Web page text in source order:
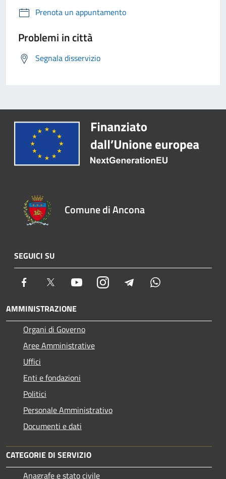
Prenota un appuntamento
Problemi in città
Segnala disservizio
Comune di Ancona
SEGUICI SU
Facebook Twitter YoutubeInstagram Telegram
AMMINISTRAZIONE
Organi di Governo
Aree Amministrative
Uffici
Enti e fondazioni
Politici
Personale Amministrativo
Documenti e dati
CATEGORIE DI SERVIZIO
Anagrafe e stato civile